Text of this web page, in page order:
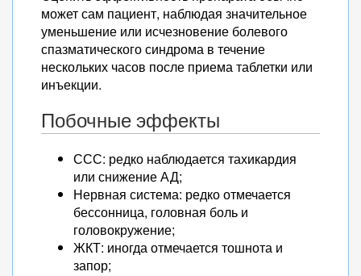
может сам пациент, наблюдая значительное
уменьшение или исчезновение болевого
спазматического синдрома в течение
нескольких часов после приема таблетки или
инъекции.
Побочные эффекты
ССС: редко наблюдается тахикардия
или снижение АД;
Нервная система: редко отмечается
бессонница, головная боль и
головокружение;
ЖКТ: иногда отмечается тошнота и
запор;